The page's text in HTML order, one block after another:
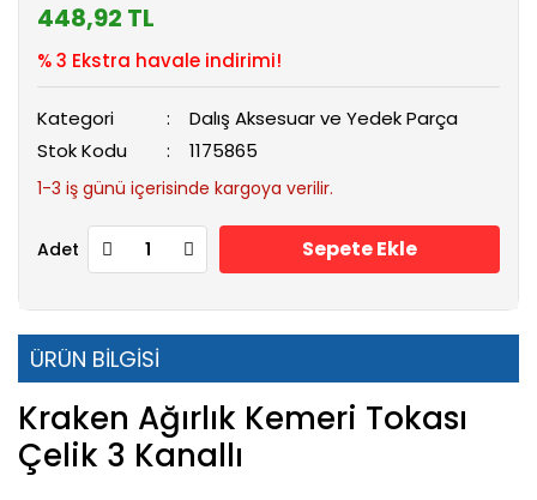
448,92 TL
% 3 Ekstra havale indirimi!
Kategori
Dalış Aksesuar ve Yedek Parça
Stok Kodu
1175865
1-3 iş günü içerisinde kargoya verilir.
Adet Sepete Ekle
ÜRÜN BİLGİSİ
Kraken Ağırlık Kemeri Tokası
Çelik 3 Kanallı